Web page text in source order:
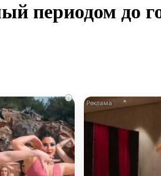
периодом до
i